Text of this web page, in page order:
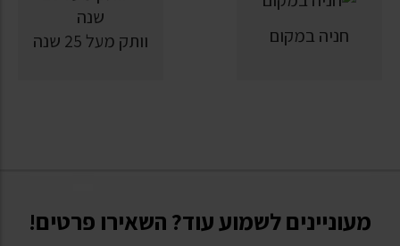
חניה במקום וותק מעל 25 שנה
מעוניינים לשמוע עוד? השאירו פרטים!